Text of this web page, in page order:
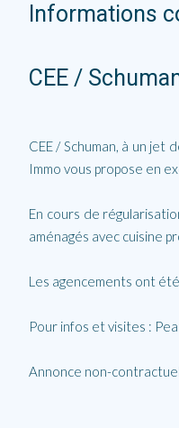
Informations
CEE /
CEE / Schuman, à un
Immo vous propose en
En cours de
aménagés avec cuisine
Les agencements ont
Pour infos et visites :
Annonce non-